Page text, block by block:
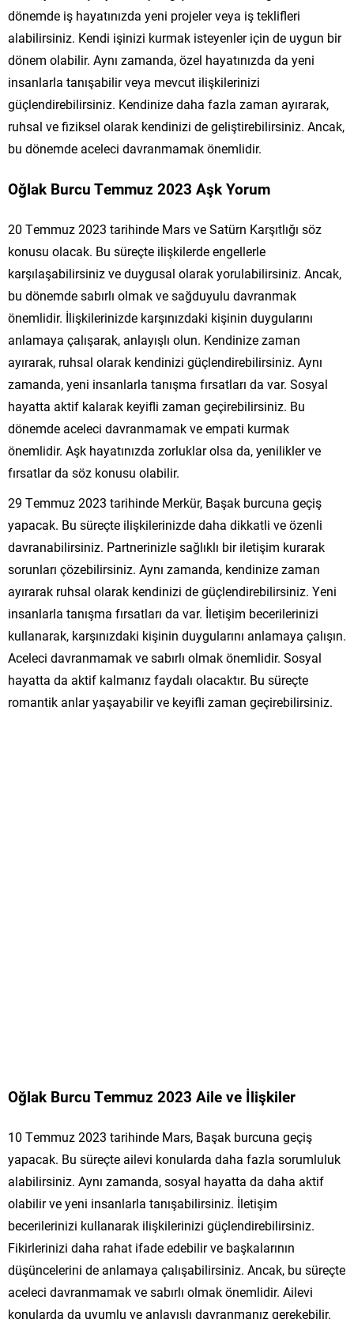
dönemde iş hayatınızda yeni projeler veya iş teklifleri
alabilirsiniz. Kendi işinizi kurmak isteyenler için de uygun bir
dönem olabilir. Aynı zamanda, özel hayatınızda da yeni
insanlarla tanışabilir veya mevcut ilişkilerinizi
güçlendirebilirsiniz. Kendinize daha fazla zaman ayırarak,
ruhsal ve fiziksel olarak kendinizi de geliştirebilirsiniz. Ancak,
bu dönemde aceleci davranmamak önemlidir.
Oğlak Burcu Temmuz 2023 Aşk Yorum
20 Temmuz 2023 tarihinde Mars ve Satürn Karşıtlığı söz
konusu olacak. Bu süreçte ilişkilerde engellerle
karşılaşabilirsiniz ve duygusal olarak yorulabilirsiniz. Ancak,
bu dönemde sabırlı olmak ve sağduyulu davranmak
önemlidir. İlişkilerinizde karşınızdaki kişinin duygularını
anlamaya çalışarak, anlayışlı olun. Kendinize zaman
ayırarak, ruhsal olarak kendinizi güçlendirebilirsiniz. Aynı
zamanda, yeni insanlarla tanışma fırsatları da var. Sosyal
hayatta aktif kalarak keyifli zaman geçirebilirsiniz. Bu
dönemde aceleci davranmamak ve empati kurmak
önemlidir. Aşk hayatınızda zorluklar olsa da, yenilikler ve
fırsatlar da söz konusu olabilir.
29 Temmuz 2023 tarihinde Merkür, Başak burcuna geçiş
yapacak. Bu süreçte ilişkilerinizde daha dikkatli ve özenli
davranabilirsiniz. Partnerinizle sağlıklı bir iletişim kurarak
sorunları çözebilirsiniz. Aynı zamanda, kendinize zaman
ayırarak ruhsal olarak kendinizi de güçlendirebilirsiniz. Yeni
insanlarla tanışma fırsatları da var. İletişim becerilerinizi
kullanarak, karşınızdaki kişinin duygularını anlamaya çalışın.
Aceleci davranmamak ve sabırlı olmak önemlidir. Sosyal
hayatta da aktif kalmanız faydalı olacaktır. Bu süreçte
romantik anlar yaşayabilir ve keyifli zaman geçirebilirsiniz.
Oğlak Burcu Temmuz 2023 Aile ve İlişkiler
10 Temmuz 2023 tarihinde Mars, Başak burcuna geçiş
yapacak. Bu süreçte ailevi konularda daha fazla sorumluluk
alabilirsiniz. Aynı zamanda, sosyal hayatta da daha aktif
olabilir ve yeni insanlarla tanışabilirsiniz. İletişim
becerilerinizi kullanarak ilişkilerinizi güçlendirebilirsiniz.
Fikirlerinizi daha rahat ifade edebilir ve başkalarının
düşüncelerini de anlamaya çalışabilirsiniz. Ancak, bu süreçte
aceleci davranmamak ve sabırlı olmak önemlidir. Ailevi
konularda da uyumlu ve anlayışlı davranmanız gerekebilir.